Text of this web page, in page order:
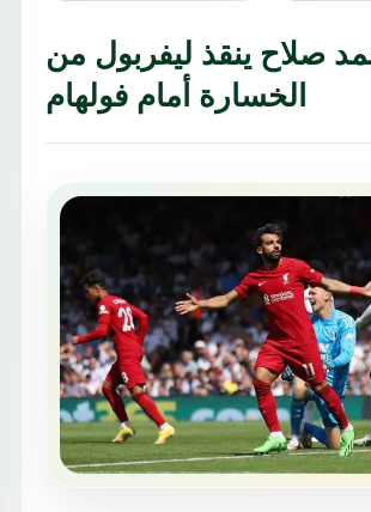
صلاح ينقذ ليفربول من